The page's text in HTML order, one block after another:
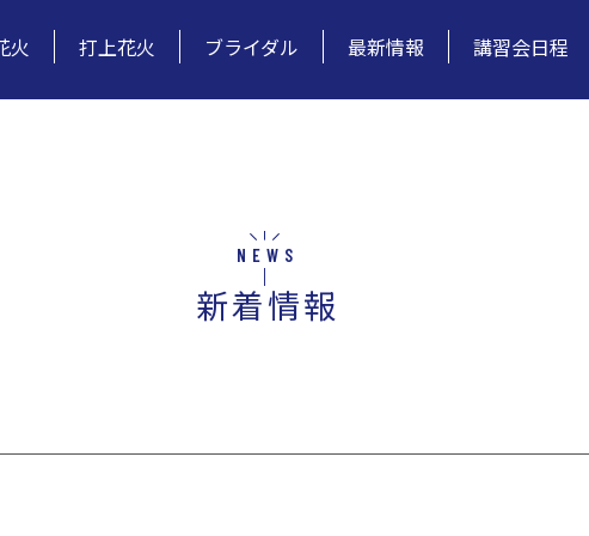
火 打上花火 ブライダル 最新情報 講習会日程
NEWS
新着情報